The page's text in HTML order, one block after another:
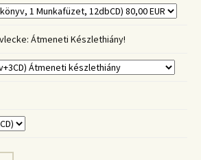
Átmeneti Készlethiány!